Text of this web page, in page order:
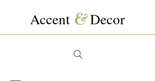
Accent &Decor